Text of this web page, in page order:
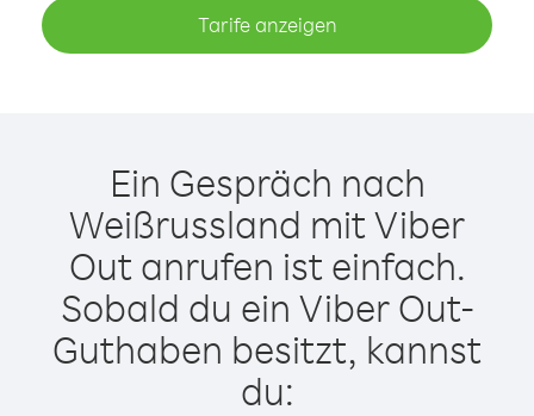
Tarife anzeigen
Ein Gespräch nach
Weißrussland mit Viber
Out anrufen ist einfach.
Sobald du ein Viber Out-
Guthaben besitzt, kannst
du: